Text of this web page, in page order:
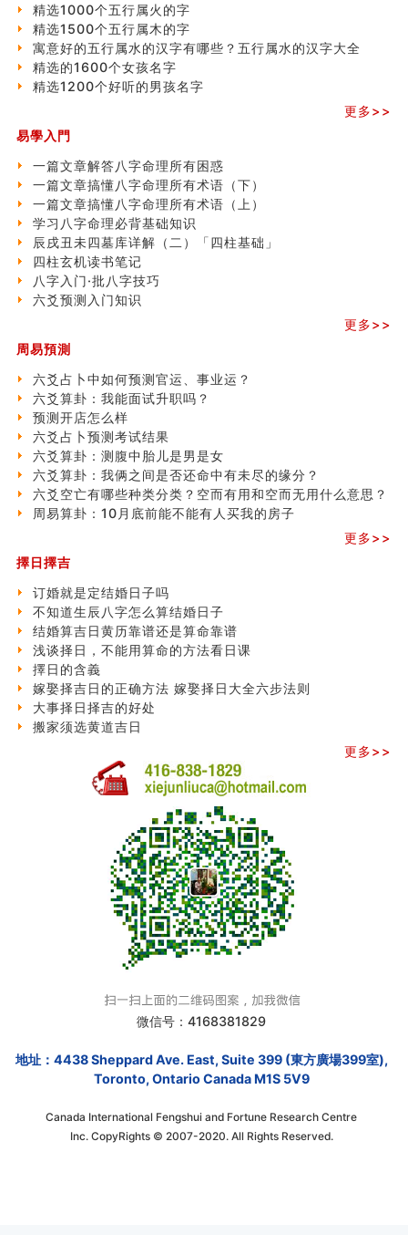
精选1000个五行属火的字
精选1500个五行属木的字
寓意好的五行属水的汉字有哪些？五行属水的汉字大全
精选的1600个女孩名字
精选1200个好听的男孩名字
更多>>
易學入門
一篇文章解答八字命理所有困惑
一篇文章搞懂八字命理所有术语（下）
一篇文章搞懂八字命理所有术语（上）
学习八字命理必背基础知识
辰戌丑未四墓库详解（二）「四柱基础」
四柱玄机读书笔记
八字入门·批八字技巧
六爻预测入门知识
更多>>
周易預測
六爻占卜中如何预测官运、事业运？
六爻算卦：我能面试升职吗？
预测开店怎么样
六爻占卜预测考试结果
六爻算卦：测腹中胎儿是男是女
六爻算卦：我俩之间是否还命中有未尽的缘分？
六爻空亡有哪些种类分类？空而有用和空而无用什么意思？
周易算卦：10月底前能不能有人买我的房子
更多>>
擇日擇吉
订婚就是定结婚日子吗
不知道生辰八字怎么算结婚日子
结婚算吉日黄历靠谱还是算命靠谱
浅谈择日，不能用算命的方法看日课
擇日的含義
嫁娶择吉日的正确方法 嫁娶择日大全六步法则
大事择日择吉的好处
搬家须选黄道吉日
更多>>
微信号：4168381829
地址：4438 Sheppard Ave. East, Suite 399 (東方廣場399室),
Toronto, Ontario Canada M1S 5V9
Canada International Fengshui and Fortune Research Centre
Inc. CopyRights © 2007-2020. All Rights Reserved.